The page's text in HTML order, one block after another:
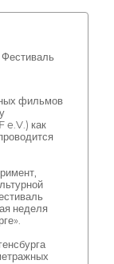
фильмов
как
неделя